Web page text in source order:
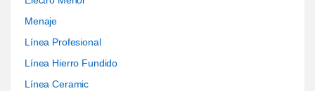
Menaje
Línea Profesional
Línea Hierro Fundido
Línea Ceramic